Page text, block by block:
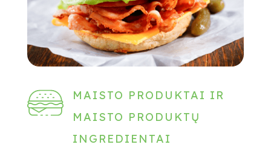
MAISTO PRODUKTAI IR
MAISTO PRODUKTŲ
INGREDIENTAI